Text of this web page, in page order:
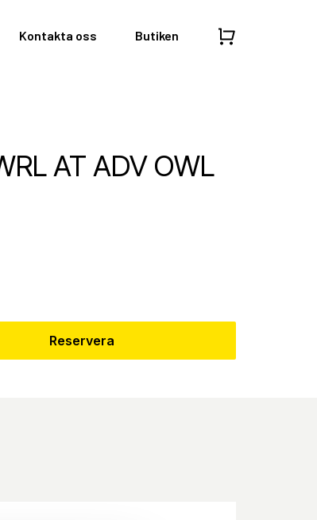
Kontakta oss Butiken
AT ADV OWL
Reservera